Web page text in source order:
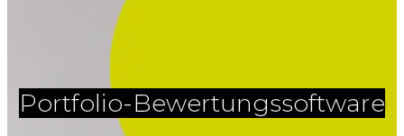
Portfolio-Bewertungssoftware